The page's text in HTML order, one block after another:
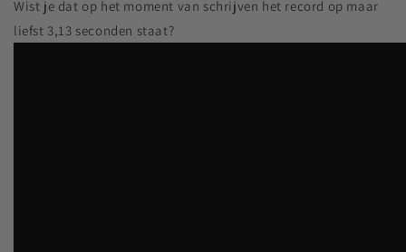
Wist je dat op het moment van schrijven het record op maar
liefst 3,13 seconden staat?